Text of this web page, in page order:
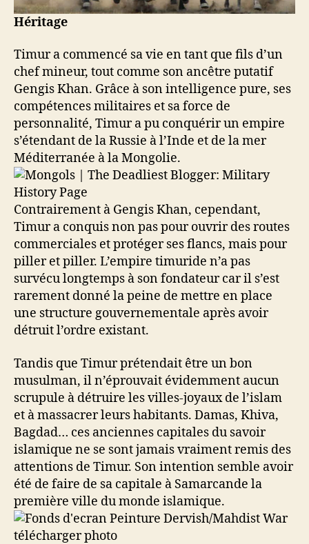
Héritage
Timur a commencé sa vie en tant que fils d’un
chef mineur, tout comme son ancêtre putatif
Gengis Khan. Grâce à son intelligence pure, ses
compétences militaires et sa force de
personnalité, Timur a pu conquérir un empire
s’étendant de la Russie à l’Inde et de la mer
Méditerranée à la Mongolie.
Contrairement à Gengis Khan, cependant,
Timur a conquis non pas pour ouvrir des routes
commerciales et protéger ses flancs, mais pour
piller et piller. L’empire timuride n’a pas
survécu longtemps à son fondateur car il s’est
rarement donné la peine de mettre en place
une structure gouvernementale après avoir
détruit l’ordre existant.
Tandis que Timur prétendait être un bon
musulman, il n’éprouvait évidemment aucun
scrupule à détruire les villes-joyaux de l’islam
et à massacrer leurs habitants. Damas, Khiva,
Bagdad… ces anciennes capitales du savoir
islamique ne se sont jamais vraiment remis des
attentions de Timur. Son intention semble avoir
été de faire de sa capitale à Samarcande la
première ville du monde islamique.